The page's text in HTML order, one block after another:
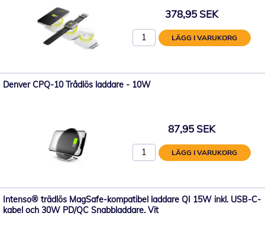
378,95 SEK
LÄGG I VARUKORG
Denver CPQ-10 Trådlös laddare - 10W
87,95 SEK
LÄGG I VARUKORG
Intenso® trädlös MagSafe-kompatibel laddare QI 15W inkl. USB-C-
kabel och 30W PD/QC Snabbladdare. Vit